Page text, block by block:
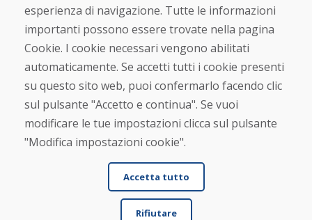
Reso e cambio merce
Protezione dei dati personali
Cookies
Verificato dai clienti
★★★★★
esperienza di navigazione. Tutte le informazioni
importanti possono essere trovate nella pagina
Cookie. I cookie necessari vengono abilitati
automaticamente. Se accetti tutti i cookie presenti
su questo sito web, puoi confermarlo facendo clic
sul pulsante "Accetto e continua". Se vuoi
modificare le tue impostazioni clicca sul pulsante
"Modifica impostazioni cookie".
Accetta tutto
Rifiutare